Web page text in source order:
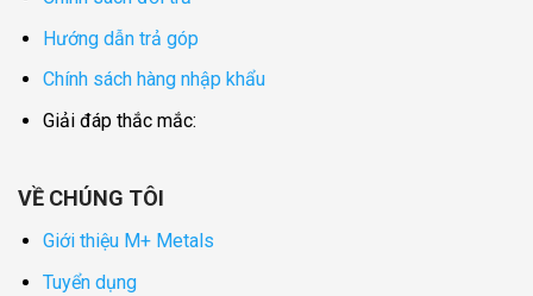
Hướng dẫn trả góp
Chính sách hàng nhập khẩu
Giải đáp thắc mắc:
VỀ CHÚNG TÔI
Giới thiệu M+ Metals
Tuyển dụng